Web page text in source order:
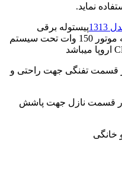
نماید.
پیستوله برقی
رونیکس 130 وات مدل 1313 مجهز به موتور 150 وات تحت سیستم
قسمت تفنگی جهت راحتی و
در قسمت نازل جهت پاشش